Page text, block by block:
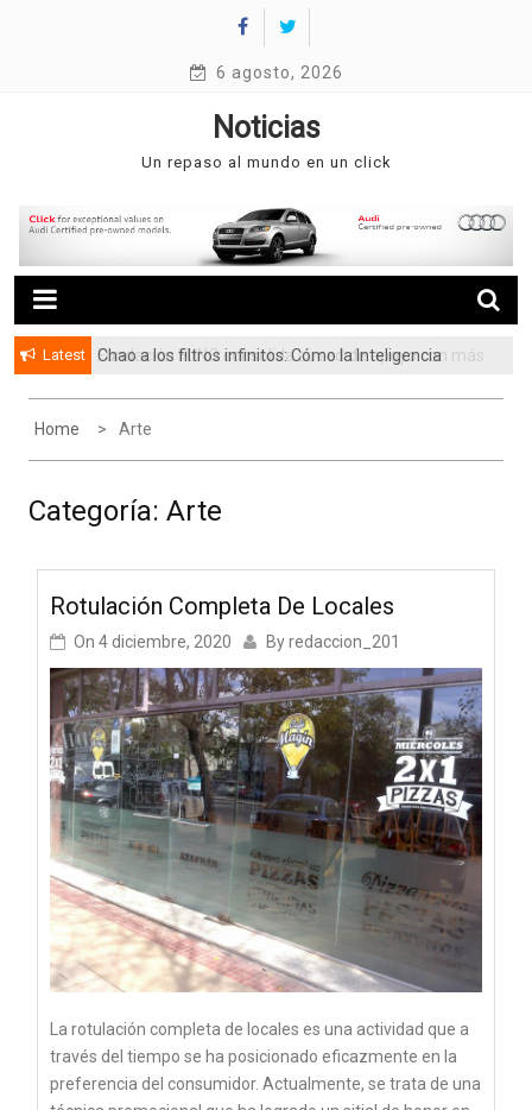
6 agosto, 2026
Noticias
Un repaso al mundo en un click
Latest
Chao a los filtros infinitos: Cómo la Inteligencia
Fundación FUNO consolida su red de apoyo con más
Home Arte
Categoría: Arte
Rotulación Completa De Locales
On 4 diciembre, 2020 Byredaccion_201
La rotulación completa de locales es una actividad que a
través del tiempo se ha posicionado eficazmente en la
preferencia del consumidor. Actualmente, se trata de una